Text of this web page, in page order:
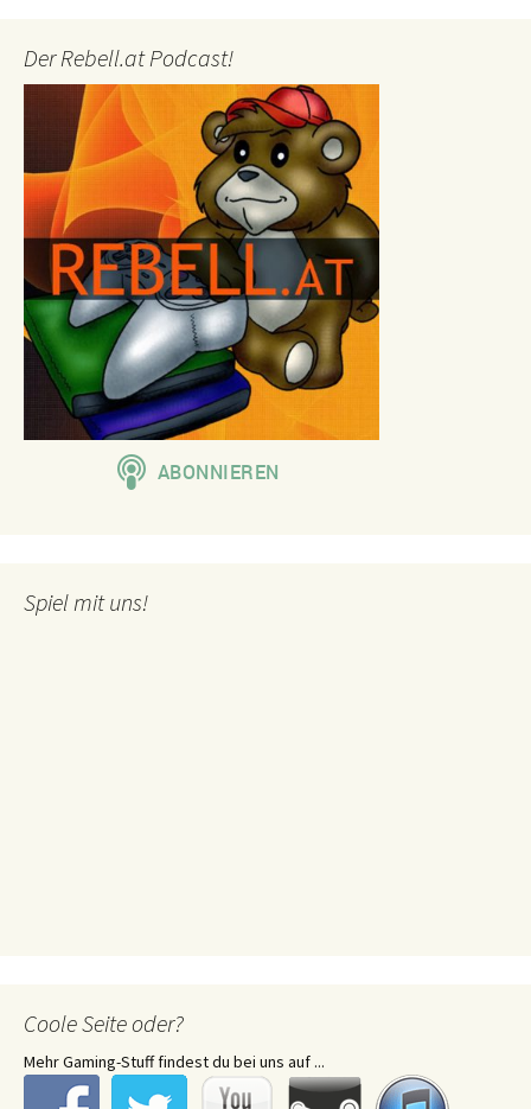
Der Rebell.at Podcast!
Spiel mit uns!
Coole Seite oder?
Mehr Gaming-Stuff findest du bei uns auf ...